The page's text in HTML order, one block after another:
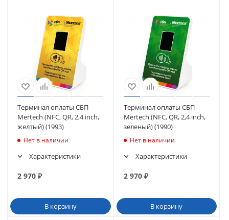
Терминал оплаты СБП
Mertech (NFC, QR, 2,4 inch,
желтый) (1993)
Нет в наличии
Характеристики
2 970 ₽
В корзину
Терминал оплаты СБП
Mertech (NFC, QR, 2,4 inch,
зеленый) (1990)
Нет в наличии
Характеристики
2 970₽
В корзину